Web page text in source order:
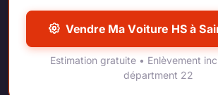
Vendre Ma Voiture HS à
Estimation gratuite • Enlèvement
départment 22